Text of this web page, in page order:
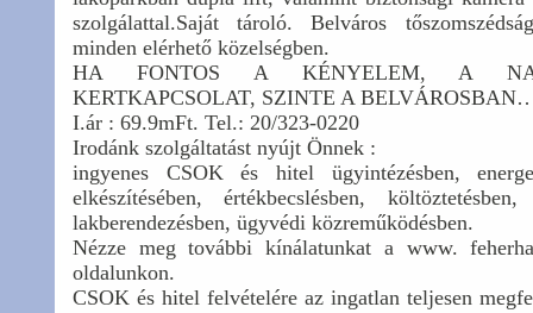
szolgálattal.Saját tároló. Belváros
minden elérhető közelségben.
HA FONTOS A KÉNYELEM, A
KERTKAPCSOLAT, SZINTE A
I.ár : 69.9mFt. Tel.: 20/323-0220
Irodánk szolgáltatást nyújt Önnek :
ingyenes CSOK és hitel ügyintézésben,
elkészítésében, értékbecslésben, költöztetésben,
lakberendezésben, ügyvédi közreműködésben.
Nézze meg további kínálatunkat a www.
oldalunkon.
CSOK és hitel felvételére az ingatlan teljesen